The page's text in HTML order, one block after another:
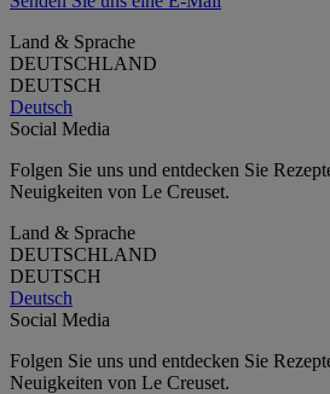
Land & Sprache
DEUTSCHLAND
DEUTSCH
Deutsch
Social Media
Folgen Sie uns und entdecken Sie
Neuigkeiten von Le Creuset.
Land & Sprache
DEUTSCHLAND
DEUTSCH
Deutsch
Social Media
Folgen Sie uns und entdecken Sie
Neuigkeiten von Le Creuset.